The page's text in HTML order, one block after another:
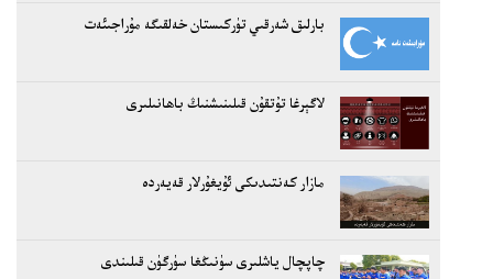
بارلىق شەرقىي تۈركىستان خەلقىگە مۇراجىئەت
لاگېرغا تۇتقۇن قىلىنىشنىڭ باھانىلىرى
مازار كەنتىدىكى ئۇيغۇرلار قەيەردە
چاپچال ياشلىرى سۈنىڭغا سۈرگۈن قىلىندى